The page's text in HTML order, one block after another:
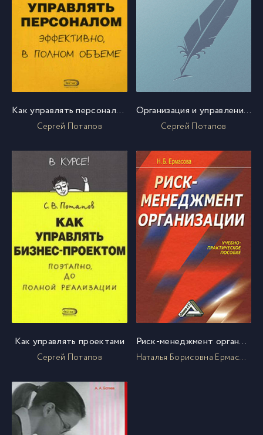
Как управлять персоналом
Сергей Потапов
Организация и управление бизнесом
Сергей Потапов
Как управлять проектами
Сергей Потапов
Риск-менеджмент организации
Наталья Борисовна Ермасова